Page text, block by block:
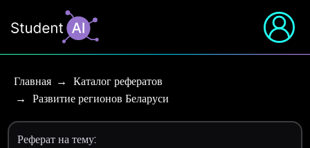
Главная
Каталог рефератов
Развитие регионов Беларуси
Реферат на тему: